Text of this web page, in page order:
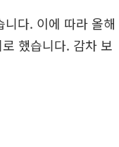
다. 이에 따라 올해
했습니다. 감차 보